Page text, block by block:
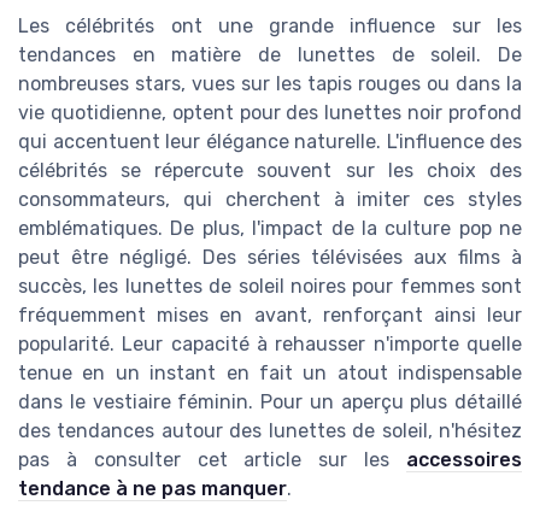
Les célébrités ont une grande influence sur les
tendances en matière de lunettes de soleil. De
nombreuses stars, vues sur les tapis rouges ou dans la
vie quotidienne, optent pour des lunettes noir profond
qui accentuent leur élégance naturelle. L'influence des
célébrités se répercute souvent sur les choix des
consommateurs, qui cherchent à imiter ces styles
emblématiques. De plus, l'impact de la culture pop ne
peut être négligé. Des séries télévisées aux films à
succès, les lunettes de soleil noires pour femmes sont
fréquemment mises en avant, renforçant ainsi leur
popularité. Leur capacité à rehausser n'importe quelle
tenue en un instant en fait un atout indispensable
dans le vestiaire féminin. Pour un aperçu plus détaillé
des tendances autour des lunettes de soleil, n'hésitez
pas à consulter cet article sur les accessoires
tendance à ne pas manquer.